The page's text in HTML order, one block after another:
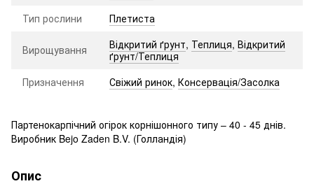
Тип рослини
Плетиста
Вирощування Відкритий ґрунт, Теплиця, Відкритий
ґрунт/Теплиця
Призначення
Свіжий ринок, Консервація/Засолка
Партенокарпічний огірок корнішонного типу – 40 - 45 днів.
Виробник Bejo Zaden B.V. (Голландія)
Опис